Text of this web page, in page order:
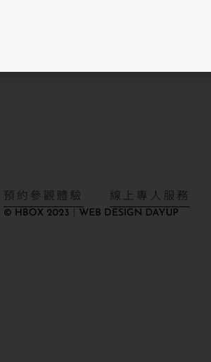
預約參觀體驗 線上專人服務
© HBOX 2023｜WEB DESIGN DAYUP